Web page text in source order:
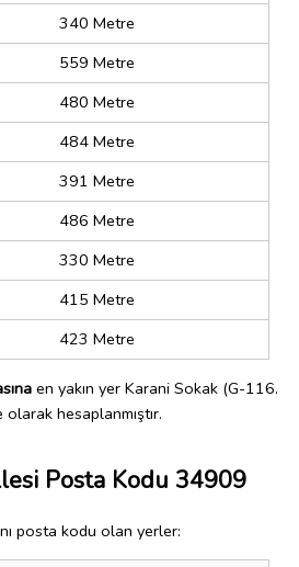
340 Metre
559 Metre
480 Metre
484 Metre
391 Metre
486 Metre
330 Metre
415 Metre
423 Metre
en yakın yer Karani Sokak (G-116.
hesaplanmıştır.
Posta Kodu 34909
posta kodu olan yerler: